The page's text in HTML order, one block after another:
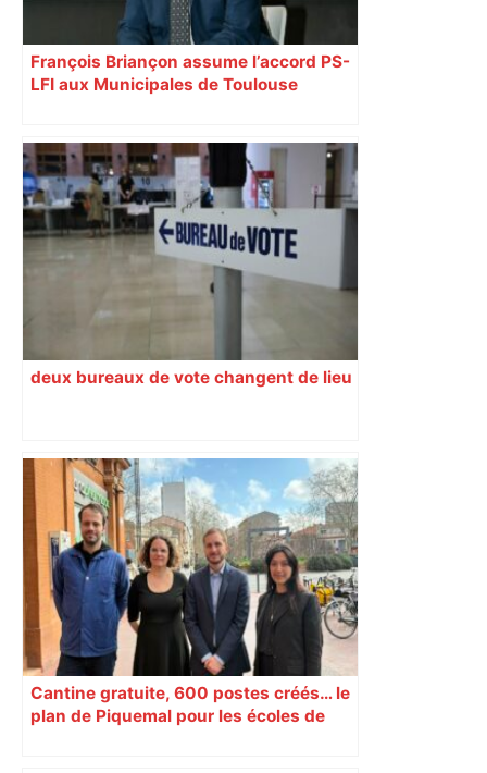
François Briançon assume l’accord PS-
LFI aux Municipales de Toulouse
deux bureaux de vote changent de lieu
Cantine gratuite, 600 postes créés… le
plan de Piquemal pour les écoles de